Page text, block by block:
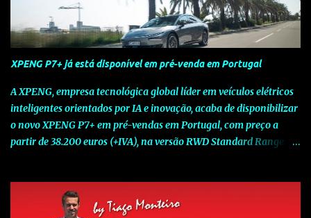
XPENG P7+ já está disponível em pré-venda em Portugal
A XPENG, empresa tecnológica global líder em veículos elétricos
inteligentes orientados por IA e inovação, acaba de disponibilizar
o novo XPENG P7+ em pré-vendas em Portugal, com preço a
partir de 38.200 euros (+IVA), na versão RWD Standard Range.
num momento decisivo, em que a indústria automóvel evolui da
mobilidade baseada na potência para a mobilidade baseada na